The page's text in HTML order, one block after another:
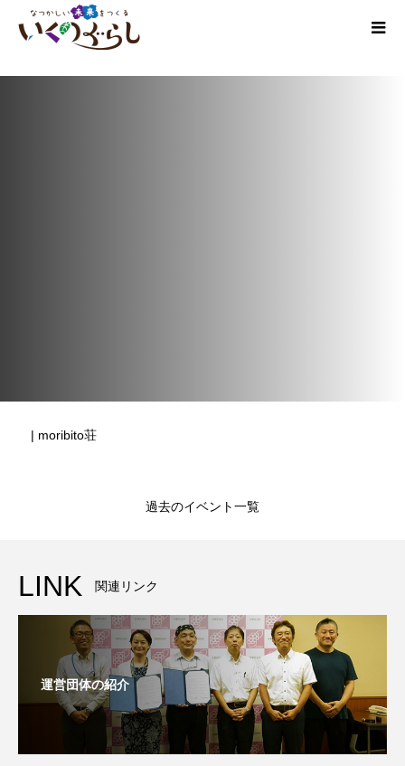
| moribito荘
過去のイベント一覧
LINK 関連リンク
運営団体の紹介